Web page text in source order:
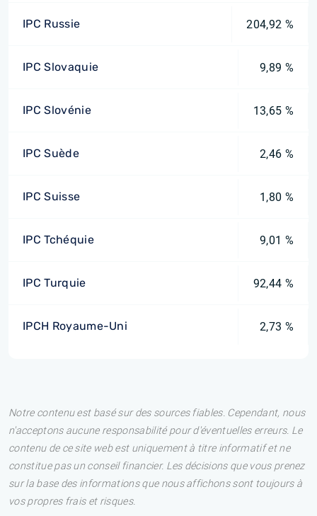
IPC Russie 204,92 %
IPC Slovaquie 9,89 %
IPC Slovénie 13,65 %
IPC Suède 2,46 %
IPC Suisse 1,80 %
IPC Tchéquie 9,01 %
IPC Turquie 92,44 %
IPCH Royaume-Uni 2,73 %
Notre contenu est basé sur des sources fiables. Cependant, nous
n'acceptons aucune responsabilité pour d'éventuelles erreurs. Le
contenu de ce site web est uniquement à titre informatif et ne
constitue pas un conseil financier. Les décisions que vous prenez
sur la base des informations que nous affichons sont toujours à
vos propres frais et risques.